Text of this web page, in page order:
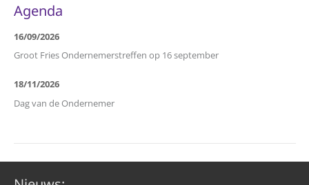
Agenda
16/09/2026
Groot Fries Ondernemerstreffen op 16 september
18/11/2026
Dag van de Ondernemer